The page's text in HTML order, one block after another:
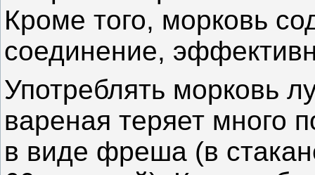
Кроме того, морковь
соединение,
Употреблять морковь
вареная теряет много
в виде фреша (в